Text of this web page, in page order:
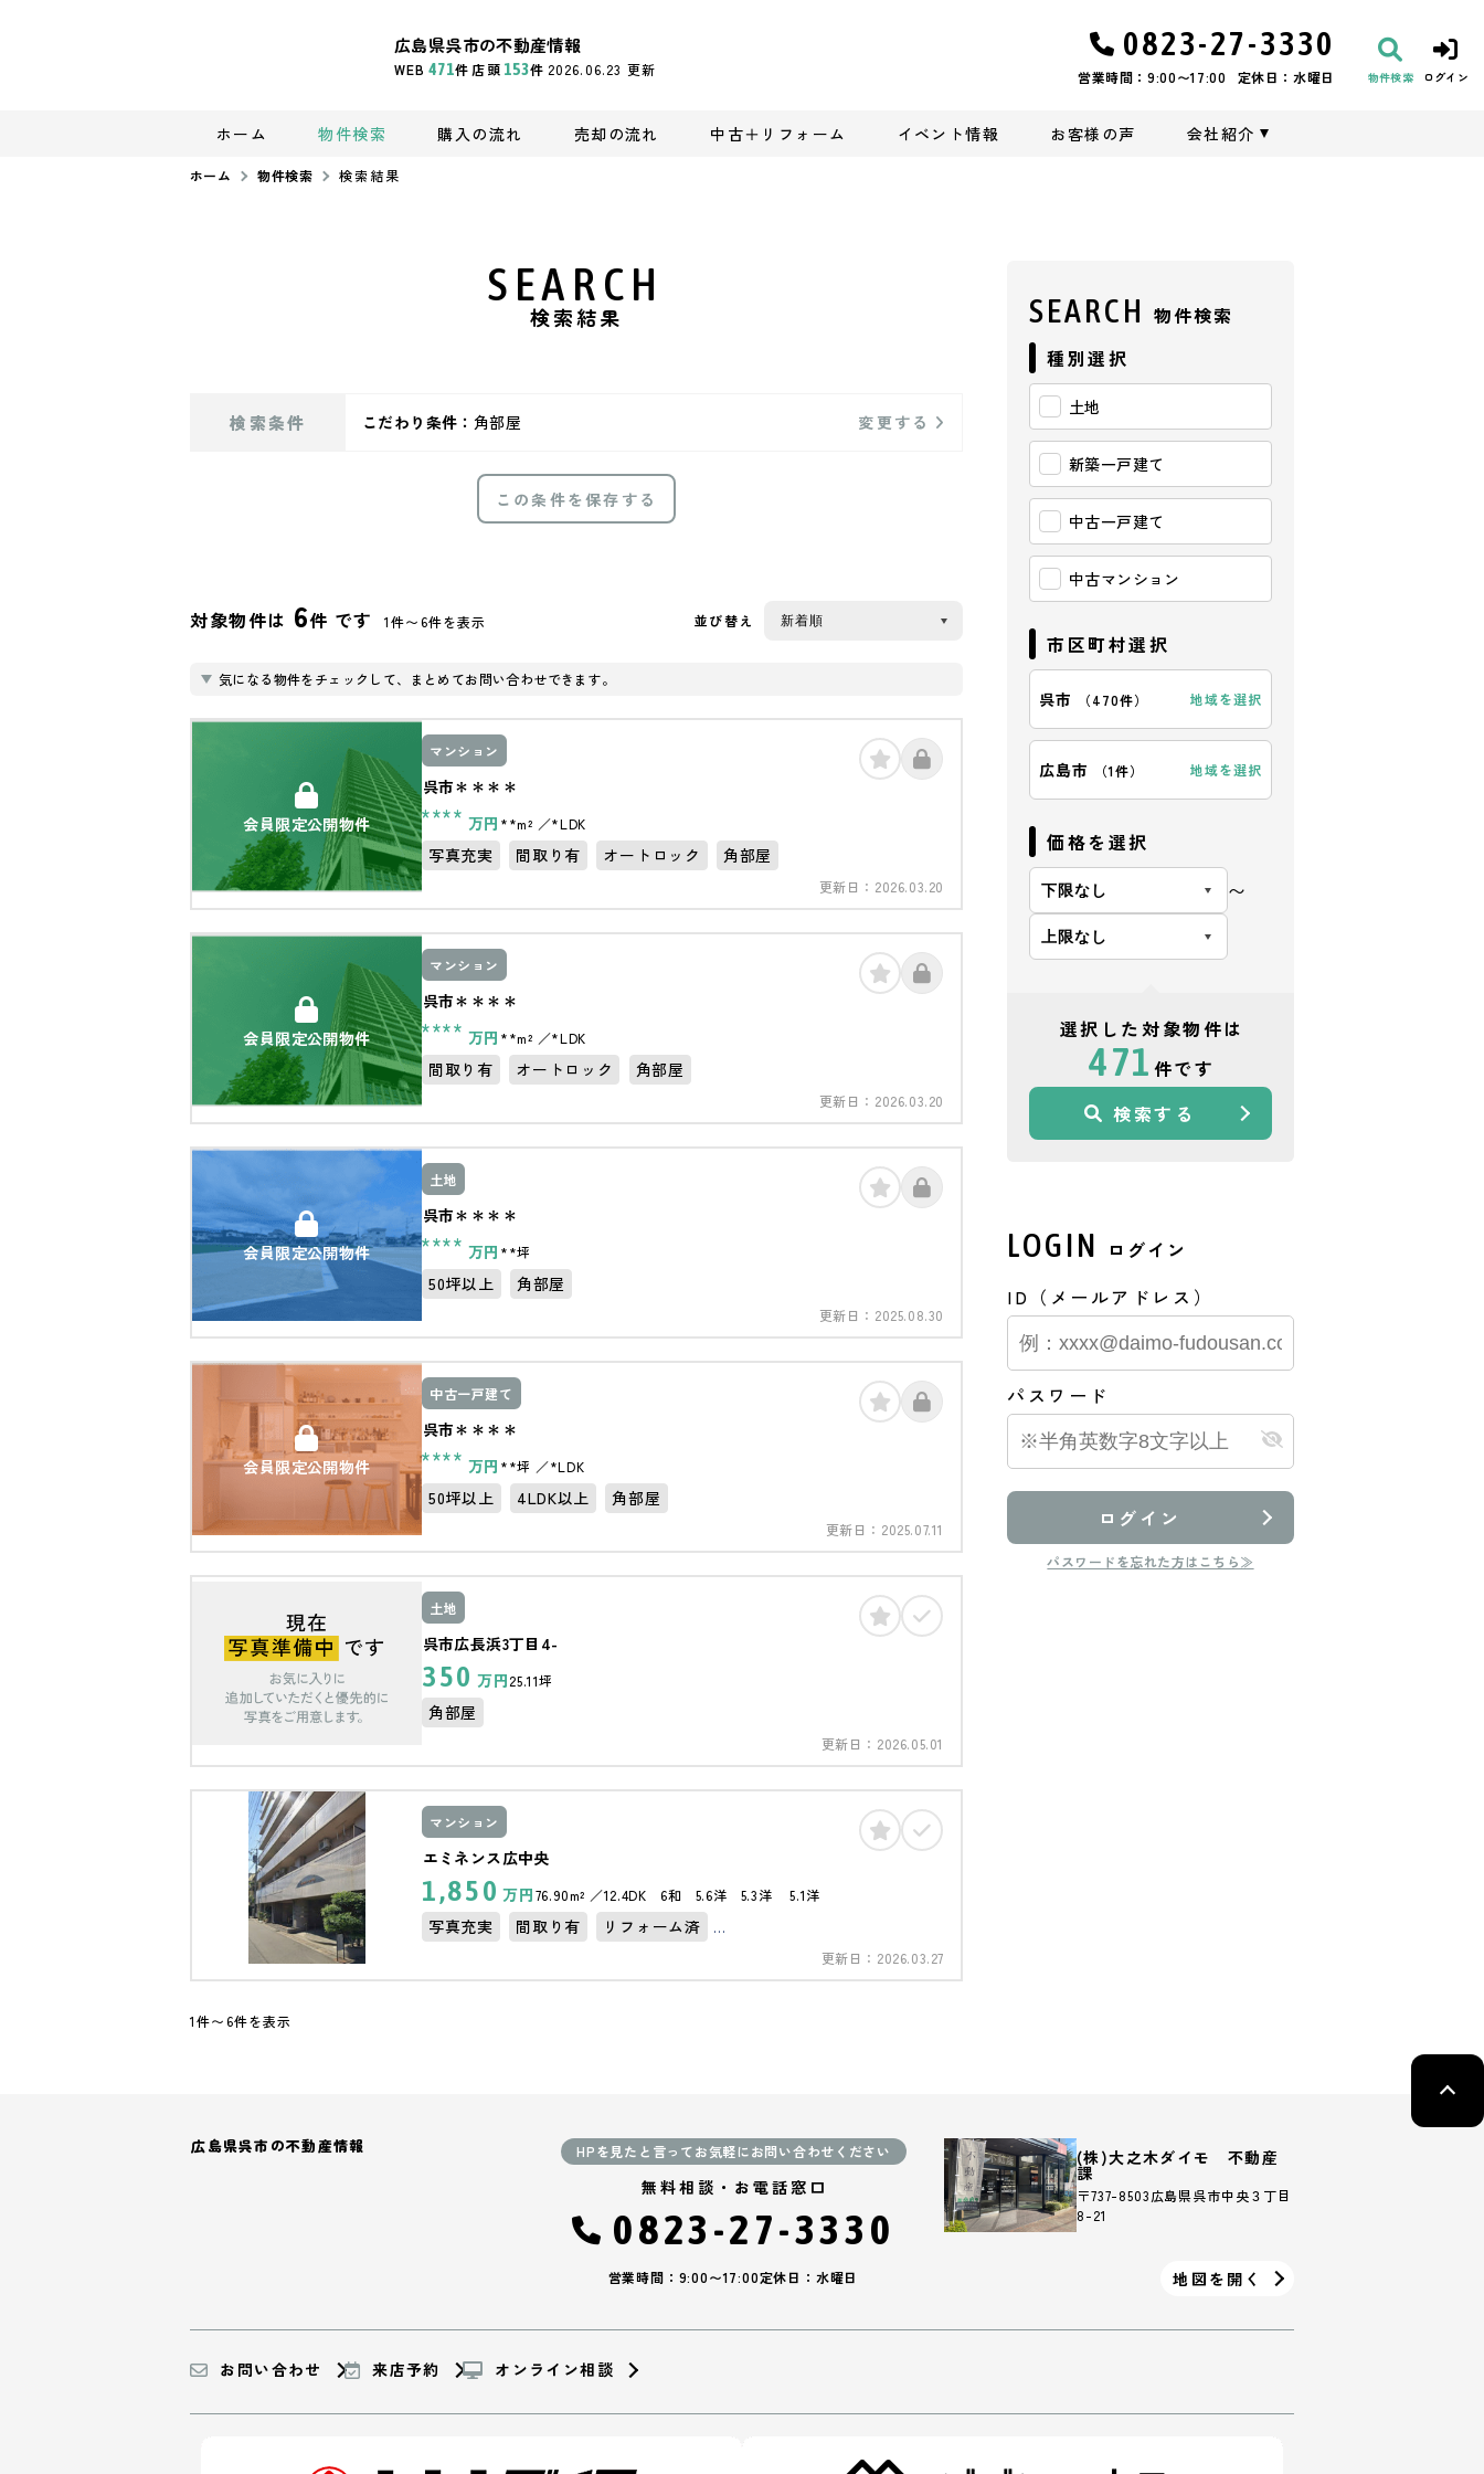
広島県呉市の不動産情報
WEB 471件 店頭 153件 2026.06.23 更新
0823-27-3330
営業時間：9:00〜17:00 定休日：水曜日 物件検索 ログイン
ホーム 物件検索 購入の流れ 売却の流れ 中古＋リフォーム イベント情報 お客様の声 会社紹介
ホーム 物件検索 検索結果
検索結果
SEARCH
検索条件 こだわり条件： 角部屋 変更する
この条件を保存する
対象物件は 6件 です 1件〜6件を表示 並び替え
気になる物件をチェックして、まとめてお問い合わせできます。
会員限定公開物件
マンション
呉市＊＊＊＊
**** 万円 **m² *LDK
写真充実 間取り有 オートロック 角部屋
更新日： 2026.03.20
会員限定公開物件
マンション
呉市＊＊＊＊
**** 万円 **m² *LDK
間取り有 オートロック 角部屋
更新日： 2026.03.20
会員限定公開物件
土地
呉市＊＊＊＊
**** 万円 **坪
50坪以上 角部屋
更新日： 2025.08.30
会員限定公開物件
中古一戸建て
呉市＊＊＊＊
**** 万円 **坪 *LDK
50坪以上 4LDK以上 角部屋
更新日： 2025.07.11
土地
呉市広長浜3丁目4-
350 万円25.11坪
角部屋
更新日： 2026.05.01
マンション
エミネンス広中央
1,850 万円76.90m² 12.4DK 6和 5.6洋 5.3洋 5.1洋
写真充実 間取り有
リフォーム済
更新日： 2026.03.27
1件〜6件を表示
物件検索
SEARCH
種別選択
土地
新築一戸建て
中古一戸建て
中古マンション
市区町村選択
呉市 （470件） 地域を選択
広島市 （1件） 地域を選択
価格を選択
〜
選択した対象物件は
471 件です
検索する
ログイン
LOGIN
ID（メールアドレス）
パスワード
ログイン
パスワードを忘れた方はこちら≫
広島県呉市の不動産情報 HPを見たと言ってお気軽にお問い合わせください
無料相談・お電話窓口
0823-27-3330
営業時間：9:00〜17:00定休日：水曜日
(株)大之木ダイモ 不動産
課
〒737-8503広島県呉市中央３丁目
8-21
地図を開く
お問い合わせ 来店予約 オンライン相談